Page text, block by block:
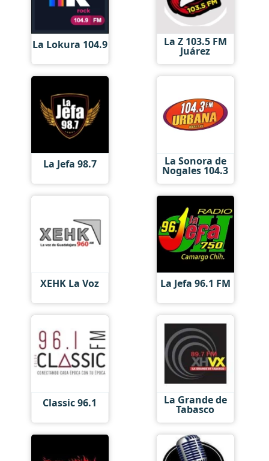
La Lokura 104.9 La Z 103.5 FM
Juárez
La Jefa 98.7 La Sonora de
Nogales 104.3
XEHK La Voz La Jefa 96.1 FM
Classic 96.1 La Grande de
Tabasco